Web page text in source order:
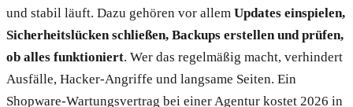
und stabil läuft. Dazu gehören vor allem Updates einspielen,
Sicherheitslücken schließen, Backups erstellen und prüfen,
ob alles funktioniert. Wer das regelmäßig macht, verhindert
Ausfälle, Hacker-Angriffe und langsame Seiten. Ein
Shopware-Wartungsvertrag bei einer Agentur kostet 2026 in